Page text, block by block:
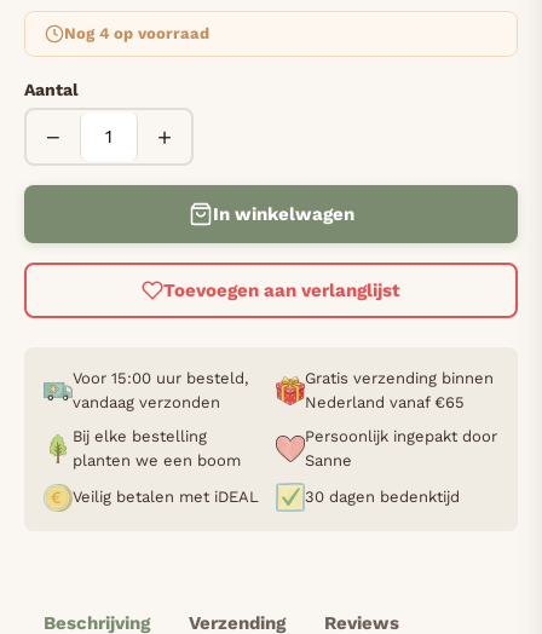
Nog 4 op voorraad
Aantal
− +
In winkelwagen
Toevoegen aan verlanglijst
Voor 15:00 uur besteld,
vandaag verzonden
Gratis verzending binnen
Nederland vanaf €65
Bij elke bestelling
planten we een boom
Persoonlijk ingepakt door
Sanne
Veilig betalen met iDEAL
30 dagen bedenktijd
Beschrijving Verzending Reviews